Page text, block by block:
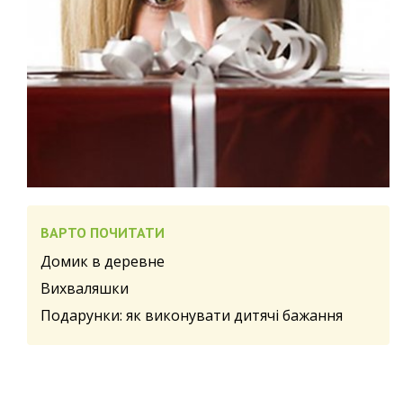
ВАРТО ПОЧИТАТИ
Домик в деревне
Вихваляшки
Подарунки: як виконувати дитячі бажання